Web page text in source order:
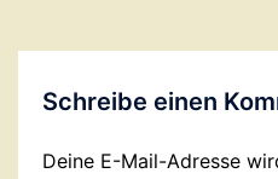
Schreibe einen
Deine E-Mail-Adresse